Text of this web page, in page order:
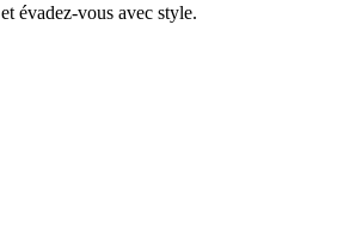
évadez-vous avec style.